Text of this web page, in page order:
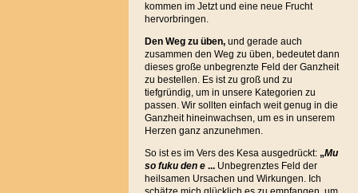
kommen im Jetzt und eine neue Frucht
hervorbringen.
Den Weg zu üben,und gerade auch
zusammen den Weg zu üben, bedeutet dann
dieses große unbegrenzte Feld der Ganzheit
zu bestellen. Es ist zu groß und zu
tiefgründig, um in unsere Kategorien zu
passen. Wir sollten einfach weit genug in die
Ganzheit hineinwachsen, um es in unserem
Herzen ganz anzunehmen.
So ist es im Vers des Kesa ausgedrückt: „Mu
so fuku den e...Unbegrenztes Feld der
heilsamen Ursachen und Wirkungen. Ich